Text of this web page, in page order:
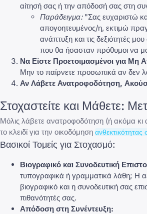
αίτησή σας ή την απόδοσή σας στη
Παράδειγμα:"Σας ευχαριστώ
απογοητευμένος/η, εκτιμώ
ανάπτυξη και τις δεξιότητές
που θα ήσασταν πρόθυμοι να
Να Είστε Προετοιμασμένοι για Μη
Μην το παίρνετε προσωπικά αν δεν
Αν Λάβετε Ανατροφοδότηση,
Στοχαστείτε και Μάθετε:
Μόλις λάβετε ανατροφοδότηση (ή ακόμα κι
το κλειδί για την οικοδόμηση
Βασικοί Τομείς για Στοχασμό:
Βιογραφικό και Συνοδευτική
τυπογραφικά ή γραμματικά λάθη; Η
βιογραφικό και η συνοδευτική σας
πιθανότητές σας.
Απόδοση στη Συνέντευξη: